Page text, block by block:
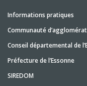
Informations pratiques
Communauté
Conseil départemental de
Préfecture de l’Essonne
SIREDOM